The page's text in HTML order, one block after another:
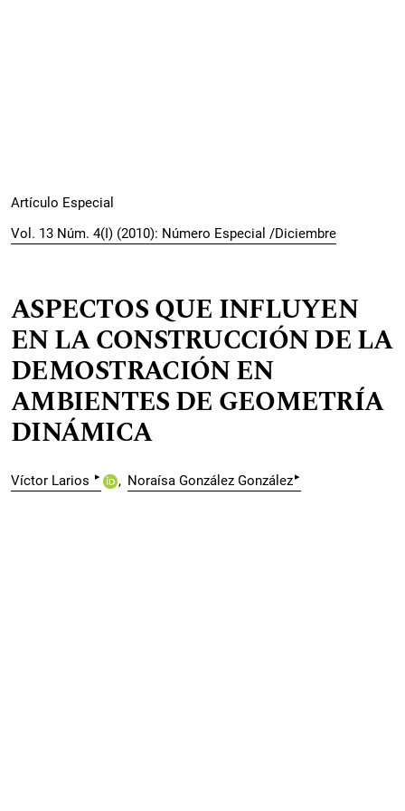
Artículo Especial
Vol. 13 Núm. 4(I) (2010): Número Especial /Diciembre
ASPECTOS QUE INFLUYEN
EN LA CONSTRUCCIÓN DE LA
DEMOSTRACIÓN EN
AMBIENTES DE GEOMETRÍA
DINÁMICA
Víctor Larios ▸ Noraísa González González▸